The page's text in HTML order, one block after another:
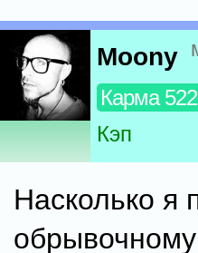
Moony
Карма
Кэп
Насколько я